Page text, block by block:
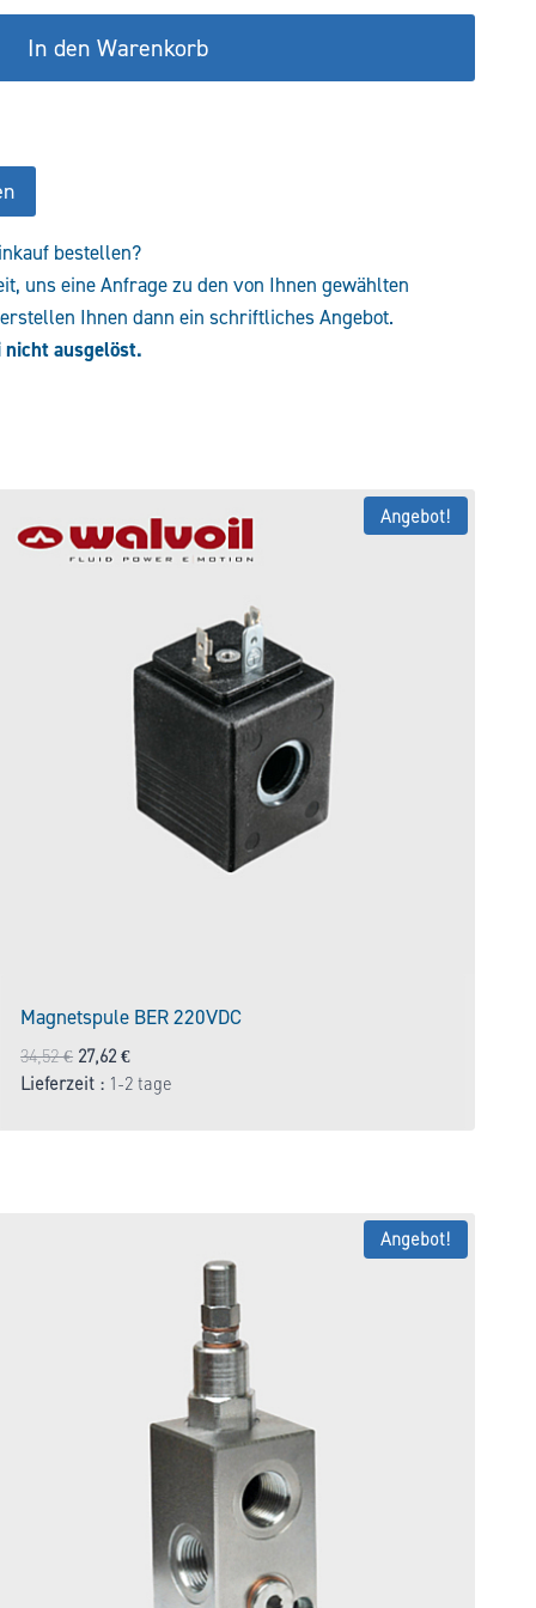
In den Warenkorb
bestellen?
uns eine Anfrage zu den von Ihnen gewählten
Ihnen dann ein schriftliches Angebot.
ausgelöst.
Angebot!
Magnetspule BER 220VDC
34,52€ Ursprünglicher
Preis
27,62€Aktueller
Preis
Lieferzeit : 1-2 tage
Angebot!